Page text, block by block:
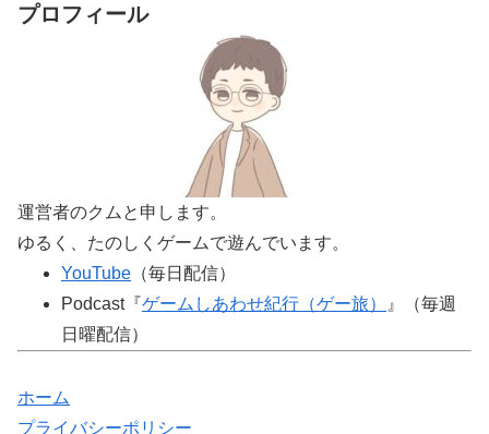
プロフィール
運営者のクムと申します。
ゆるく、たのしくゲームで遊んでいます。
YouTube （毎日配信）
Podcast『ゲームしあわせ紀行（ゲー旅）
』（毎週
日曜配信）
ホーム
プライバシーポリシー